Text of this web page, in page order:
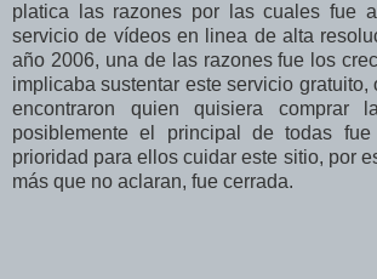
platica las razones por las cuales fue
servicio de vídeos en linea de alta
año 2006, una de las razones fue los
implicaba sustentar este servicio gratuito,
encontraron quien quisiera comprar
posiblemente el principal de todas
prioridad para ellos cuidar este sitio, por
más que no aclaran, fue cerrada.